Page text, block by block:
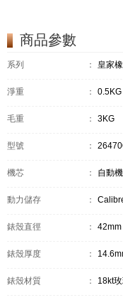
商品參數
系列 ： 皇家
淨重 ： 0.5KG
毛重 ： 3KG
型號 ：
機芯 ： 自動
動力儲存 ：
錶殼直徑 ： 42mm
錶殼厚度 ：
錶殼材質 ： 18kt